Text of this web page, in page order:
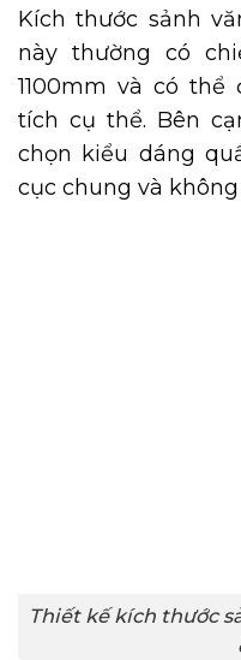
Kích thước sảnh
này thường có
1100mm và có
tích cụ thể. Bên
chọn kiểu dáng
cục chung và
Thiết kế kích thước